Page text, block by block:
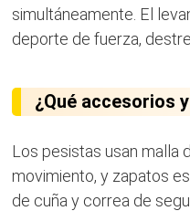
simultáneamente. El
deporte de fuerza,
¿Qué accesorios
Los pesistas usan malla
movimiento, y zapatos
de cuña y correa de